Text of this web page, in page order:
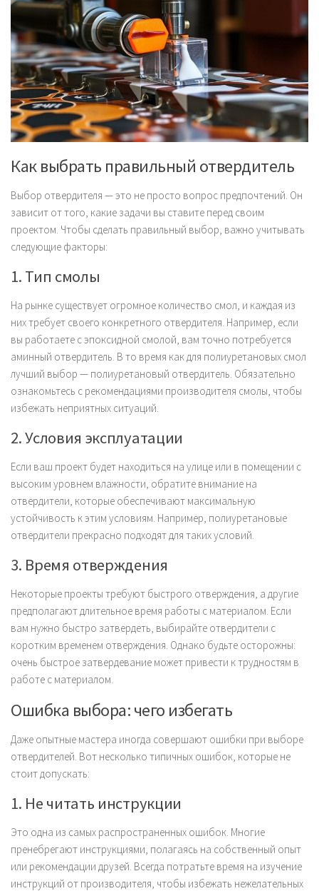
Как выбрать правильный отвердитель
Выбор отвердителя — это не просто вопрос предпочтений. Он
зависит от того, какие задачи вы ставите перед своим
проектом. Чтобы сделать правильный выбор, важно учитывать
следующие факторы:
1. Тип смолы
На рынке существует огромное количество смол, и каждая из
них требует своего конкретного отвердителя. Например, если
вы работаете с эпоксидной смолой, вам точно потребуется
аминный отвердитель. В то время как для полиуретановых смол
лучший выбор — полиуретановый отвердитель. Обязательно
ознакомьтесь с рекомендациями производителя смолы, чтобы
избежать неприятных ситуаций.
2. Условия эксплуатации
Если ваш проект будет находиться на улице или в помещении с
высоким уровнем влажности, обратите внимание на
отвердители, которые обеспечивают максимальную
устойчивость к этим условиям. Например, полиуретановые
отвердители прекрасно подходят для таких условий.
3. Время отверждения
Некоторые проекты требуют быстрого отверждения, а другие
предполагают длительное время работы с материалом. Если
вам нужно быстро затвердеть, выбирайте отвердители с
коротким временем отверждения. Однако будьте осторожны:
очень быстрое затвердевание может привести к трудностям в
работе с материалом.
Ошибка выбора: чего избегать
Даже опытные мастера иногда совершают ошибки при выборе
отвердителей. Вот несколько типичных ошибок, которые не
стоит допускать:
1. Не читать инструкции
Это одна из самых распространенных ошибок. Многие
пренебрегают инструкциями, полагаясь на собственный опыт
или рекомендации друзей. Всегда потратьте время на изучение
инструкций от производителя, чтобы избежать нежелательных